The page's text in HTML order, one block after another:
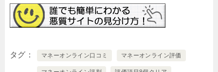
タグ マネーオンライン口コミ マネーオンライン評価